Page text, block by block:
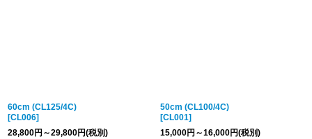
て
ます、ご了承下さい
商品詳細金
税込表記です
60cm (CL125/4C)
[CL006]
28,800円 ～29,800円(税別)
50cm (CL100/4C)
[CL001]
15,000円 ～16,000円(税別)